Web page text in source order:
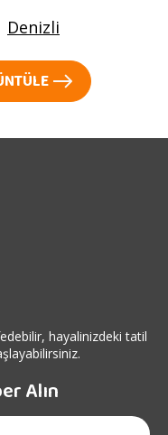
Denizli
hayalinizdeki tatil
Alın